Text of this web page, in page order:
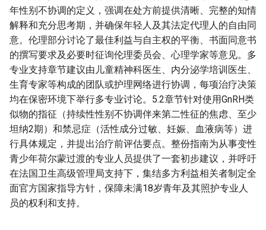
年性别不协调的定义，强调在处方前提供清晰、完整的知情
解释和充分思考期，并确保年轻人及其法定代理人的自由同
意。伦理部分讨论了最佳利益与自主权的平衡、书面同意书
的撰写要求及必要时征询伦理委员会、心理学家等意见。多
专业支持章节建议由儿童精神科医生、内分泌学培训医生、
生育专家等构成的团队或护理网络进行协调，每项治疗决策
均在保密环境下举行多专业讨论。5.2章节针对使用GnRH类
似物的指征（持续性性别不协调伴来第二性征的焦虑、至少
坦纳2期）和禁忌症（活性成分过敏、妊娠、血液病等）进
行具体规定，并提出治疗前评估要点。整份指南为从事变性
青少年荷尔蒙过渡的专业人员提供了一套初步建议，并呼吁
在法国卫生高级管理局支持下，集结多方利益相关者制定全
面官方国家指导方针，保障未满18岁青年及其照护专业人
员的权利和支持。